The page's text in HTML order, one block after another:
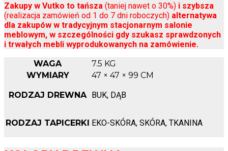
Zakupy w Vutko to tańsza (taniej nawet o 30%) i szybsza
(realizacja zamówień od 1 do 7 dni roboczych) alternatywa
dla zakupów w tradycyjnym stacjonarnym salonie
meblowym, w szczególności gdy szukasz sprawdzonych
i trwałych mebli wyprodukowanych na zamówienie.
WAGA
7.5 KG
WYMIARY
47 × 47 × 99 CM
RODZAJ DREWNA BUK, DĄB
RODZAJ TAPICERKI EKO-SKÓRA, SKÓRA, TKANINA